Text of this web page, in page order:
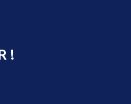
!